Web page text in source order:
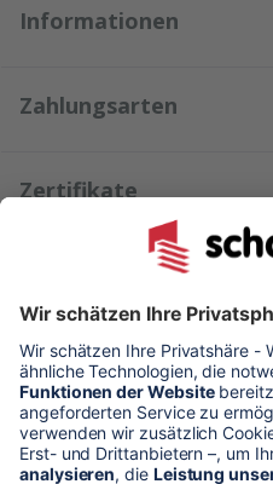
Informationen
Zahlungsarten
Zertifikate
Kundenmeinungen